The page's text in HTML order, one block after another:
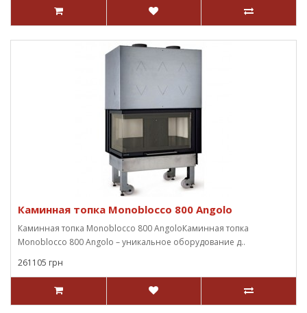
Каминная топка Monoblocco 800 Angolo
Каминная топка Monoblocco 800 AngoloКаминная топка
Monoblocco 800 Angolo – уникальное оборудование д..
261105 грн